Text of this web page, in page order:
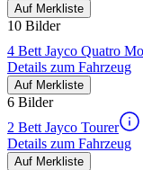
Auf Merkliste
10 Bilder
4 Bett Jayco Quatro
Details zum Fahrzeug
Auf Merkliste
6 Bilder
2 Bett Jayco Tourer
Details zum Fahrzeug
Auf Merkliste